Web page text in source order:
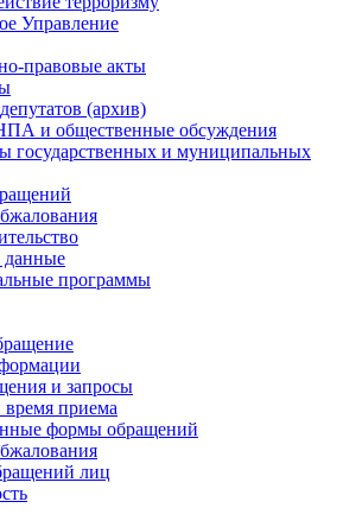
Управление
правовые акты
(архив)
и общественные обсуждения
государственных и муниципальных
программы
и запросы
приема
формы обращений
лиц